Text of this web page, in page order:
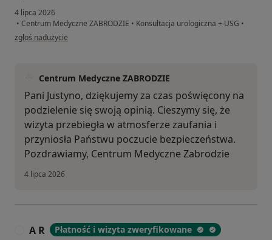
4 lipca 2026
• Centrum Medyczne ZABRODZIE • Konsultacja urologiczna + USG •
w opinii użytkownika Justyna Laprus
zgłoś nadużycie
Centrum Medyczne ZABRODZIE
Pani Justyno, dziękujemy za czas poświęcony na
podzielenie się swoją opinią. Cieszymy się, że
wizyta przebiegła w atmosferze zaufania i
przyniosła Państwu poczucie bezpieczeństwa.
Pozdrawiamy, Centrum Medyczne Zabrodzie
4 lipca 2026
A R Płatność i wizyta zweryfikowane